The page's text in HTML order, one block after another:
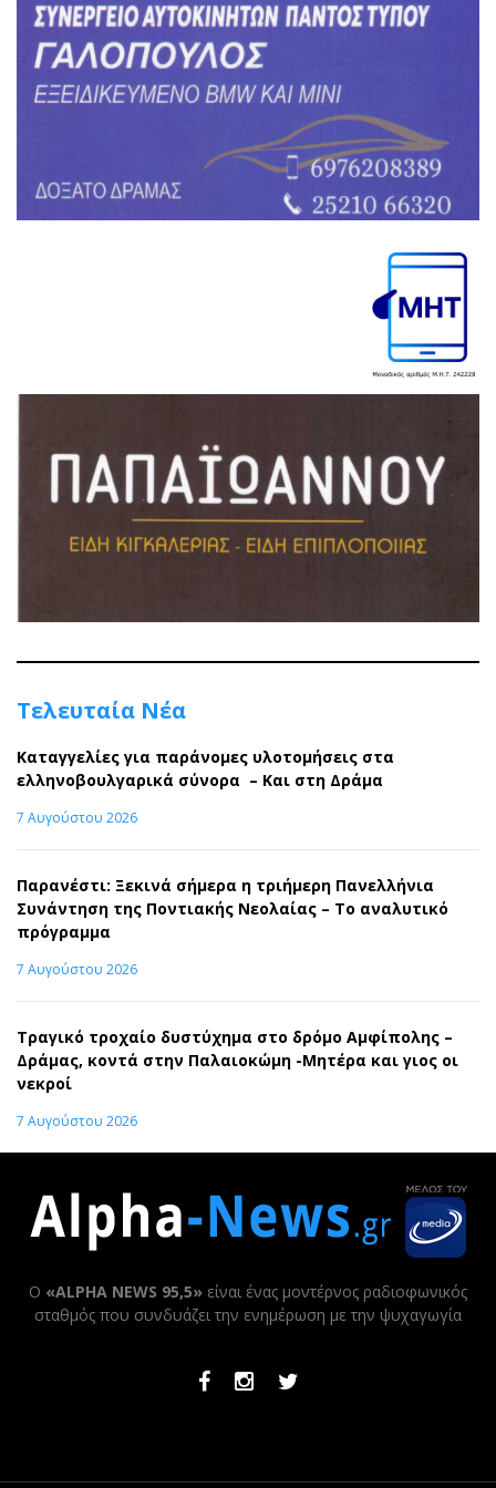
Τελευταία Νέα
Καταγγελίες για παράνομες υλοτομήσεις στα
ελληνοβουλγαρικά σύνορα – Και στη Δράμα
7 Αυγούστου 2026
Παρανέστι: Ξεκινά σήμερα η τριήμερη Πανελλήνια
Συνάντηση της Ποντιακής Νεολαίας – Το αναλυτικό
πρόγραμμα
7 Αυγούστου 2026
Τραγικό τροχαίο δυστύχημα στο δρόμο Αμφίπολης –
Δράμας, κοντά στην Παλαιοκώμη -Μητέρα και γιος οι
νεκροί
7 Αυγούστου 2026
Ο «ALPHA NEWS 95,5» είναι ένας μοντέρνος ραδιοφωνικός
σταθμός που συνδυάζει την ενημέρωση με την ψυχαγωγία
FacebookInstagramTwitter